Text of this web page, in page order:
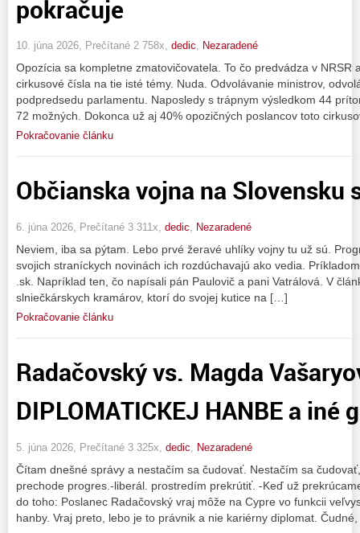
pokračuje
10. júna 2026, Prečítané 2 758x, dedic, Nezaradené
Opozícia sa kompletne zmatovičovatela. To čo predvádza v NRSR
cirkusové čísla na tie isté témy. Nuda. Odvolávanie ministrov,
podpredsedu parlamentu. Naposledy s trápnym výsledkom 44
72 možných. Dokonca už aj 40% opozičných poslancov toto
Pokračovanie článku
Občianska vojna na Slovensku
6. júna 2026, Prečítané 3 311x, dedic Nezaradené
Neviem, iba sa pýtam. Lebo prvé žeravé uhlíky vojny tu už sú.
svojich straníckych novinách ich rozdúchavajú ako vedia.
.sk. Napríklad ten, čo napísali pán Paulovič a pani Vatrálová. V
slniečkárskych kramárov, ktorí do svojej kutice na […]
Pokračovanie článku
Radačovský vs. Magda
DIPLOMATICKEJ HANBE a iné
5. júna 2026, Prečítané 3 325x, dedic Nezaradené
Čítam dnešné správy a nestačím sa čudovať. Nestačím sa
prechode progres.-liberál. prostredím prekrútiť. -Keď už
do toho: Poslanec Radačovský vraj môže na Cypre vo funkcii
hanby. Vraj preto, lebo je to právnik a nie kariérny diplomat.